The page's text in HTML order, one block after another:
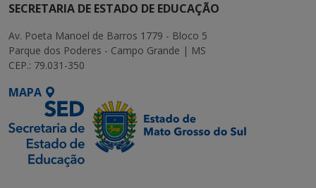
SECRETARIA DE ESTADO DE EDUCAÇÃO
Av. Poeta Manoel de Barros 1779 - Bloco 5
Parque dos Poderes - Campo Grande | MS
CEP.: 79.031-350
MAPA